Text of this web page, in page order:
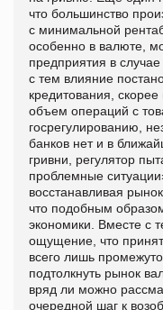
что большинство
с минимальной
особенно в валюте,
предприятия в
с тем влияние
кредитования,
объем операций с
госрегулированию,
банков нет и в
гривни, регулятор
проблемные
восстанавливая
что подобным
экономики. Вместе с
ощущение, что
всего лишь
подтолкнуть рынок
вряд ли можно
очередной шаг к